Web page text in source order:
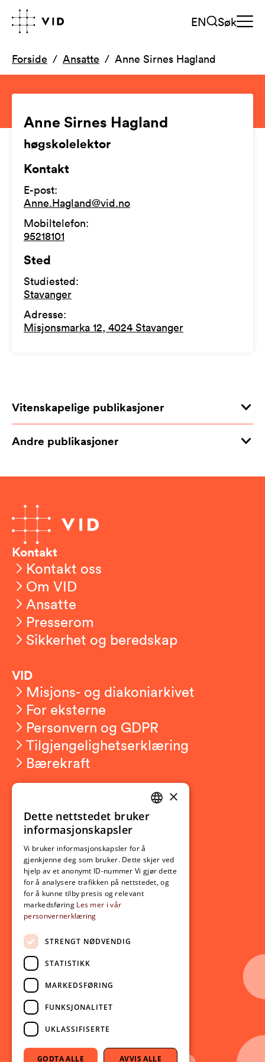
EN Søk
Forside Ansatte Anne Sirnes Hagland
Anne Sirnes Hagland
høgskolelektor
Kontakt
E-post:
Anne.Hagland@vid.no
Mobiltelefon:
95218101
Sted
Studiested:
Stavanger
Adresse:
Misjonsmarka 12, 4024 Stavanger
Vitenskapelige publikasjoner
Andre publikasjoner
Kontakt
Kontakt oss
Om VID
Ansatte
Presserom
Sikkerhet og beredskap
VID
Misjons- og diakoniarkivet
For eksterne
Personvern og GDPR
Tilgjengelighetserklæring
Bærekraft
Ny student
Utveksling
Opptak
Lov- og regelverk
Aktuelt
Nyheter
Arrangementer
Nyhetsbrev
Ledige stillinger
Følg oss på sosiale medier:
Facebook
Instagram
Youtube
NORWEGIAN
×
Dette nettstedet bruker
informasjonskapsler
Vi bruker informasjonskapsler for å
gjenkjenne deg som bruker. Dette skjer ved
hjelp av et anonymt ID-nummer Vi gjør dette
for å analysere trafikken på nettstedet, og
for å kunne tilby presis og relevant
markedsføring Les mer i vår
personvernerklæring
STRENGT NØDVENDIG
STATISTIKK
MARKEDSFØRING
FUNKSJONALITET
UKLASSIFISERTE
GODTA ALLE AVVIS ALLE